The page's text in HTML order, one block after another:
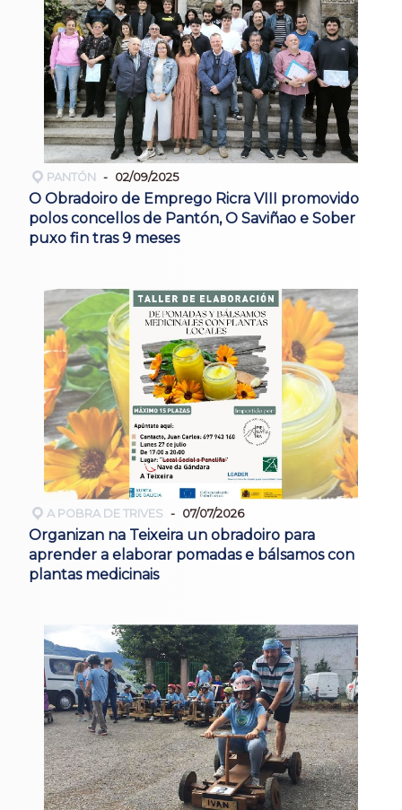
PANTÓN 02/09/2025
O Obradoiro de Emprego Ricra VIII promovido
polos concellos de Pantón, O Saviñao e Sober
puxo fin tras 9 meses
A POBRA DE TRIVES 07/07/2026
Organizan na Teixeira un obradoiro para
aprender a elaborar pomadas e bálsamos con
plantas medicinais